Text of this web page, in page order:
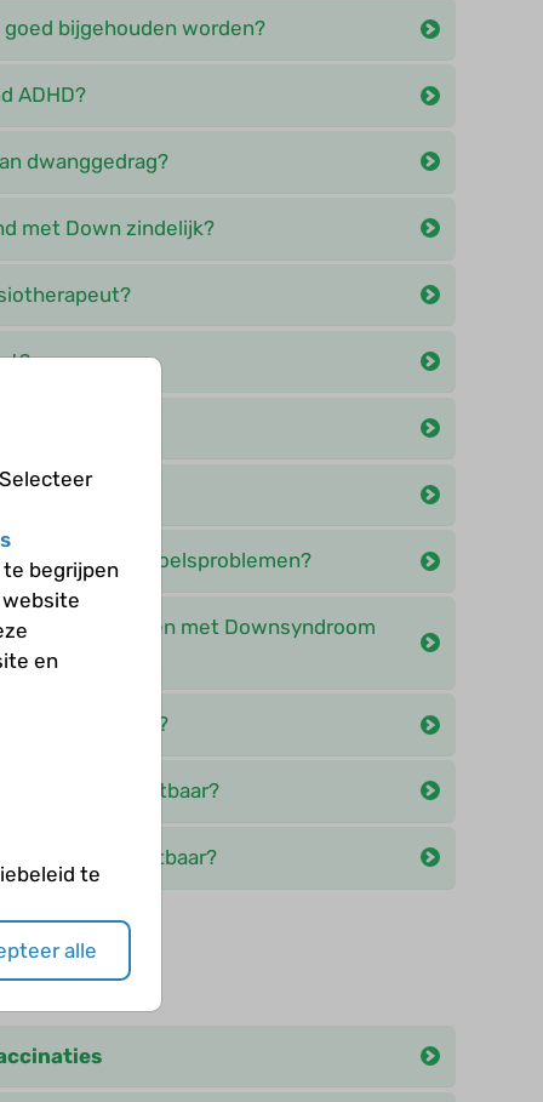
bijgehouden worden?
ADHD?
dwanggedrag?
met Down zindelijk?
en gevoelsproblemen?
voor kinderen met Downsyndroom
zijn er?
vruchtbaar?
vruchtbaar?
begrijpen
en
te
alle